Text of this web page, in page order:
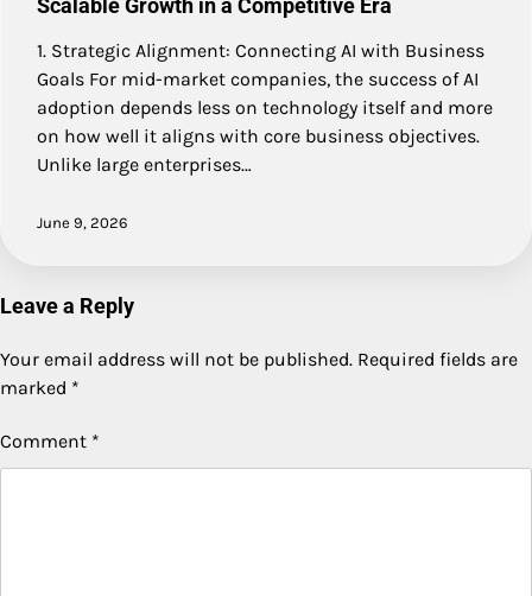
Scalable Growth in a Competitive Era
1. Strategic Alignment: Connecting AI with Business
Goals For mid-market companies, the success of AI
adoption depends less on technology itself and more
on how well it aligns with core business objectives.
Unlike large enterprises…
June 9, 2026
Leave a Reply
Your email address will not be published. Required fields are
marked *
Comment *